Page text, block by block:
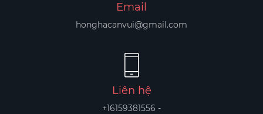
Email
honghacanvui@gmail.com
Liên hệ
+16159381556 -